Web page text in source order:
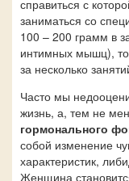
справиться с
заниматься со
100 – 200 грамм в
интимных мышц), то
за несколько
Часто мы
жизнь, а, тем не
гормонального
собой изменение
характеристик,
Женщина